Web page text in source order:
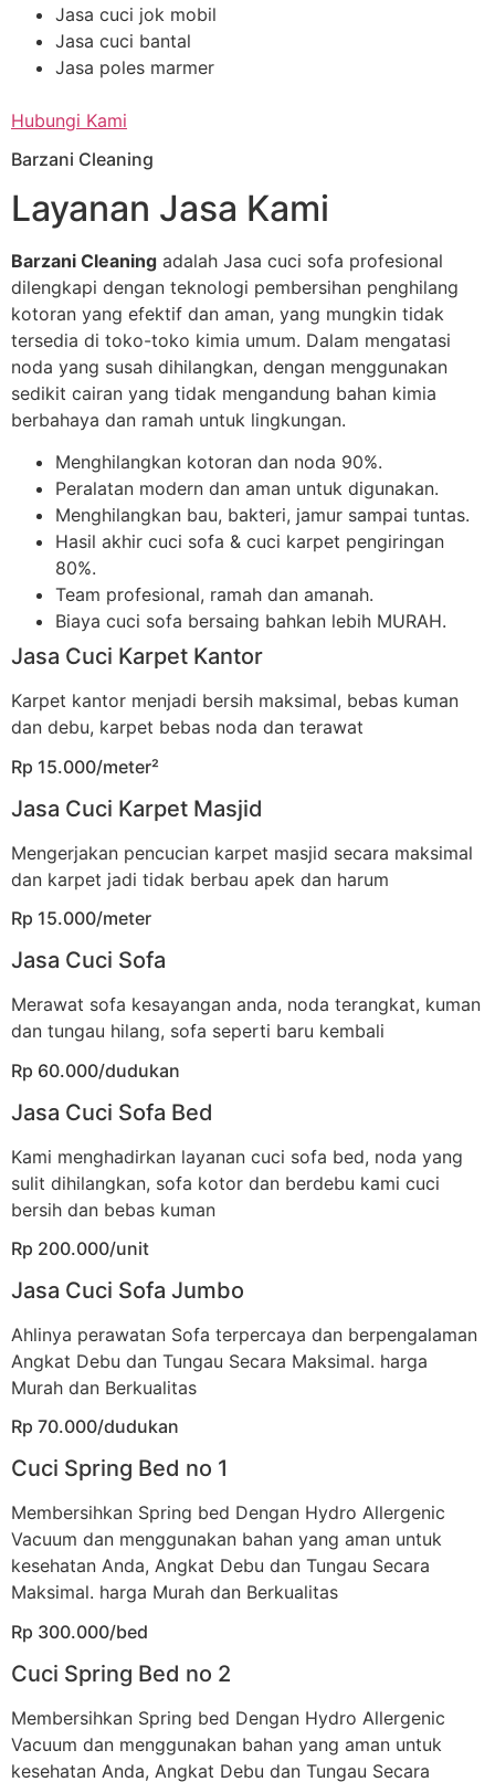
Jasa cuci jok mobil
Jasa cuci bantal
Jasa poles marmer
Hubungi Kami
Barzani Cleaning
Layanan Jasa Kami
Barzani Cleaning adalah Jasa cuci sofa profesional
dilengkapi dengan teknologi pembersihan penghilang
kotoran yang efektif dan aman, yang mungkin tidak
tersedia di toko-toko kimia umum. Dalam mengatasi
noda yang susah dihilangkan, dengan menggunakan
sedikit cairan yang tidak mengandung bahan kimia
berbahaya dan ramah untuk lingkungan.
Menghilangkan kotoran dan noda 90%.
Peralatan modern dan aman untuk digunakan.
Menghilangkan bau, bakteri, jamur sampai tuntas.
Hasil akhir cuci sofa & cuci karpet pengiringan
80%.
Team profesional, ramah dan amanah.
Biaya cuci sofa bersaing bahkan lebih MURAH.
Jasa Cuci Karpet Kantor
Karpet kantor menjadi bersih maksimal, bebas kuman
dan debu, karpet bebas noda dan terawat
Rp 15.000/meter²
Jasa Cuci Karpet Masjid
Mengerjakan pencucian karpet masjid secara maksimal
dan karpet jadi tidak berbau apek dan harum
Rp 15.000/meter
Jasa Cuci Sofa
Merawat sofa kesayangan anda, noda terangkat, kuman
dan tungau hilang, sofa seperti baru kembali
Rp 60.000/dudukan
Jasa Cuci Sofa Bed
Kami menghadirkan layanan cuci sofa bed, noda yang
sulit dihilangkan, sofa kotor dan berdebu kami cuci
bersih dan bebas kuman
Rp 200.000/unit
Jasa Cuci Sofa Jumbo
Ahlinya perawatan Sofa terpercaya dan berpengalaman
Angkat Debu dan Tungau Secara Maksimal. harga
Murah dan Berkualitas
Rp 70.000/dudukan
Cuci Spring Bed no 1
Membersihkan Spring bed Dengan Hydro Allergenic
Vacuum dan menggunakan bahan yang aman untuk
kesehatan Anda, Angkat Debu dan Tungau Secara
Maksimal. harga Murah dan Berkualitas
Rp 300.000/bed
Cuci Spring Bed no 2
Membersihkan Spring bed Dengan Hydro Allergenic
Vacuum dan menggunakan bahan yang aman untuk
kesehatan Anda, Angkat Debu dan Tungau Secara